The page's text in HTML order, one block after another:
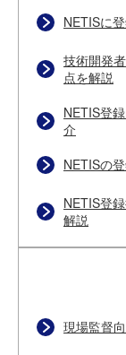
NETISに
技術開発
点を解説
NETIS登
介
NETISの
NETIS登
解説
現場監督